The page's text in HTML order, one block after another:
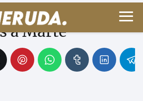
de Sputnik
a Marte